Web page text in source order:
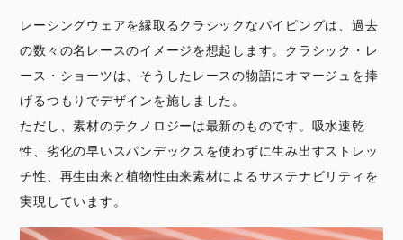
レーシングウェアを縁取るクラシックなパイピングは、過去
の数々の名レースのイメージを想起します。クラシック・レ
ース・ショーツは、そうしたレースの物語にオマージュを捧
げるつもりでデザインを施しました。
ただし、素材のテクノロジーは最新のものです。吸水速乾
性、劣化の早いスパンデックスを使わずに生み出すストレッ
チ性、再生由来と植物性由来素材によるサステナビリティを
実現しています。